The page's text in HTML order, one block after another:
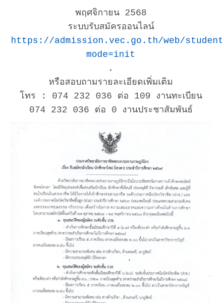
พฤศจิกายน 2568
ระบบรับสมัครออนไลน์
https://admission.vec.go.th/web/
mode=init
.
หรือสอบถามรายละเอียดเพิ่มเติม
โทร : 074 232 036 ต่อ 109 งานทะเบียน
074 232 036 ต่อ 0 งานประชาสัมพันธ์